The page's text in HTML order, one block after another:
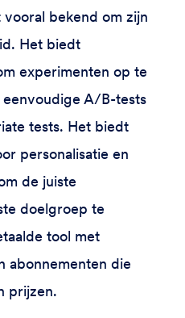
vooral bekend om zijn
Het biedt
experimenten op te
A/B-tests
tests. Het biedt
personalisatie en
de juiste
doelgroep te
tool met
abonnementen die
prijzen.